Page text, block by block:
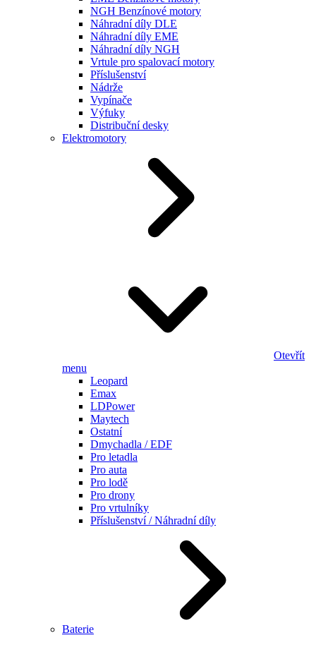
NGH Benzínové motory
Náhradní díly DLE
Náhradní díly EME
Náhradní díly NGH
Vrtule pro spalovací motory
Příslušenství
Nádrže
Vypínače
Výfuky
Distribuční desky
Elektromotory
Otevřít
menu
Leopard
Emax
LDPower
Maytech
Ostatní
Dmychadla / EDF
Pro letadla
Pro auta
Pro lodě
Pro drony
Pro vrtulníky
Příslušenství / Náhradní díly
Baterie